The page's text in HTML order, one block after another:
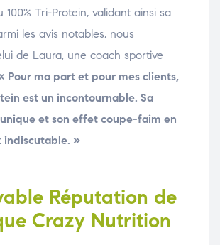
100% Tri-Protein, validant ainsi sa
les avis notables, nous
de Laura, une coach sportive
Pour ma part et pour mes clients,
est un incontournable. Sa
et son effet coupe-faim en
indiscutable. »
Réputation de
Crazy Nutrition